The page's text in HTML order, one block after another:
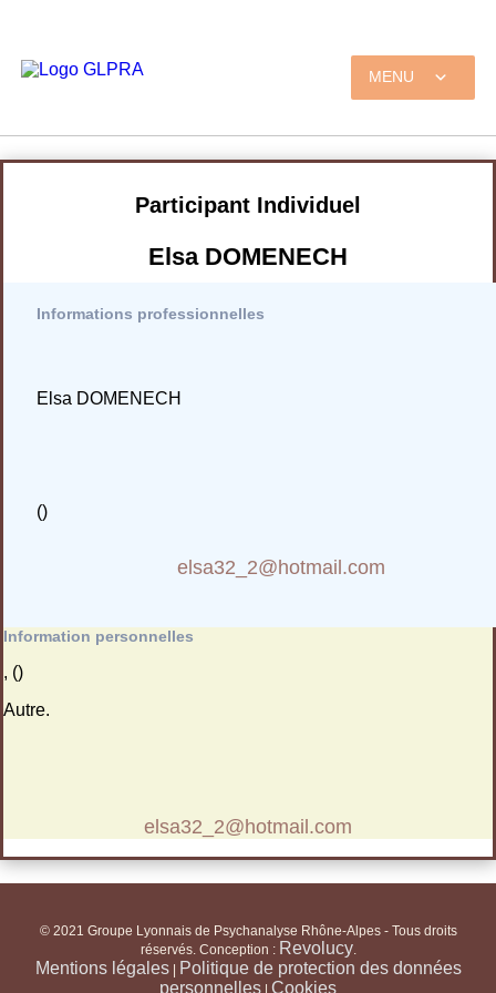
MENU
Participant Individuel
Elsa DOMENECH
Informations professionnelles
Elsa DOMENECH
()
elsa32_2@hotmail.com
Information personnelles
, ()
Autre.
elsa32_2@hotmail.com
© 2021 Groupe Lyonnais de Psychanalyse Rhône-Alpes - Tous droits
réservés. Conception : Revolucy.
Mentions légales|
Politique de protection des données
personnelles Cookies